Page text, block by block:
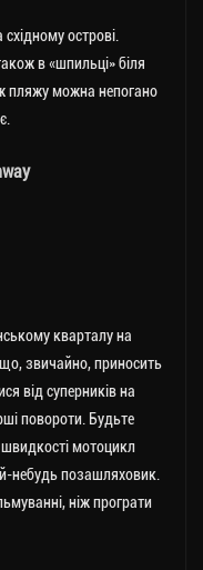
острові.
в «шпильці» біля
пляжу можна непогано
кварталу на
звичайно, приносить
від суперників на
повороти. Будьте
мотоцикл
небудь позашляховик.
ніж програти